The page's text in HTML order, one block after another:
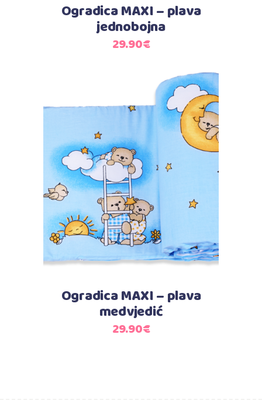
Ogradica MAXI – plava
jednobojna
29.90€
Dodaj u košaricu
Ogradica MAXI – plava
medvjedić
29.90€